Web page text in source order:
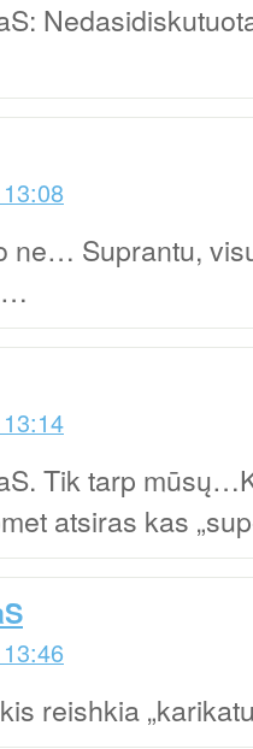
ne… Suprantu,
Tik tarp
atsiras kas
reishkia